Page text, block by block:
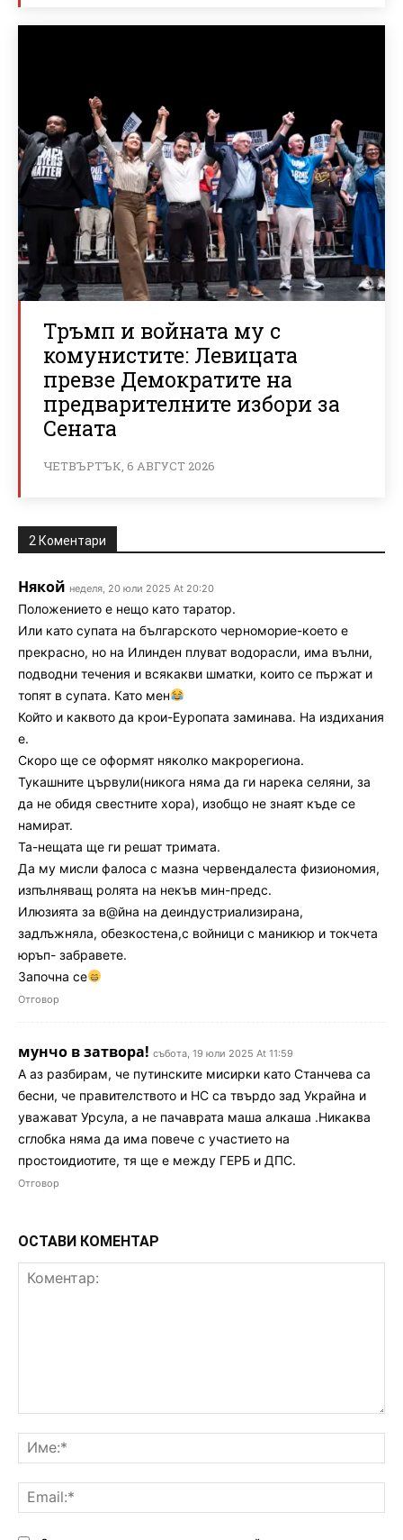
Тръмп и войната му с
комунистите: Левицата
превзе Демократите на
предварителните избори за
Сената
ЧЕТВЪРТЪК, 6 АВГУСТ 2026
2 Коментари
Някой неделя, 20 юли 2025 At 20:20
Положението е нещо като таратор.
Или като супата на българското черноморие-което е
прекрасно, но на Илинден плуват водорасли, има вълни,
подводни течения и всякакви шматки, които се пържат и
топят в супата. Като мен
Който и каквото да крои-Еуропата заминава. На издихания
е.
Скоро ще се оформят няколко макрорегиона.
Тукашните цървули(никога няма да ги нарека селяни, за
да не обидя свестните хора), изобщо не знаят къде се
намират.
Та-нещата ще ги решат тримата.
Да му мисли фалоса с мазна червендалеста физиономия,
изпълняващ ролята на некъв мин-предс.
Илюзията за в@йна на деиндустриализирана,
задлъжняла, обезкостена,с войници с маникюр и токчета
юръп- забравете.
Започна се
Отговор
мунчо в затвора! събота, 19 юли 2025 At 11:59
А аз разбирам, че путинските мисирки като Станчева са
бесни, че правителството и НС са твърдо зад Украйна и
уважават Урсула, а не пачаврата маша алкаша .Никаква
сглобка няма да има повече с участието на
простоидиотите, тя ще е между ГЕРБ и ДПС.
Отговор
ОСТАВИ КОМЕНТАР